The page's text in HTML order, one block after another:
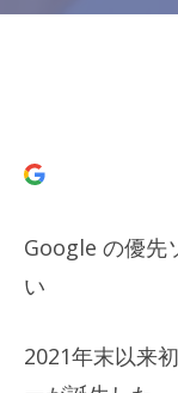
Google の優先
い
2021年末以来